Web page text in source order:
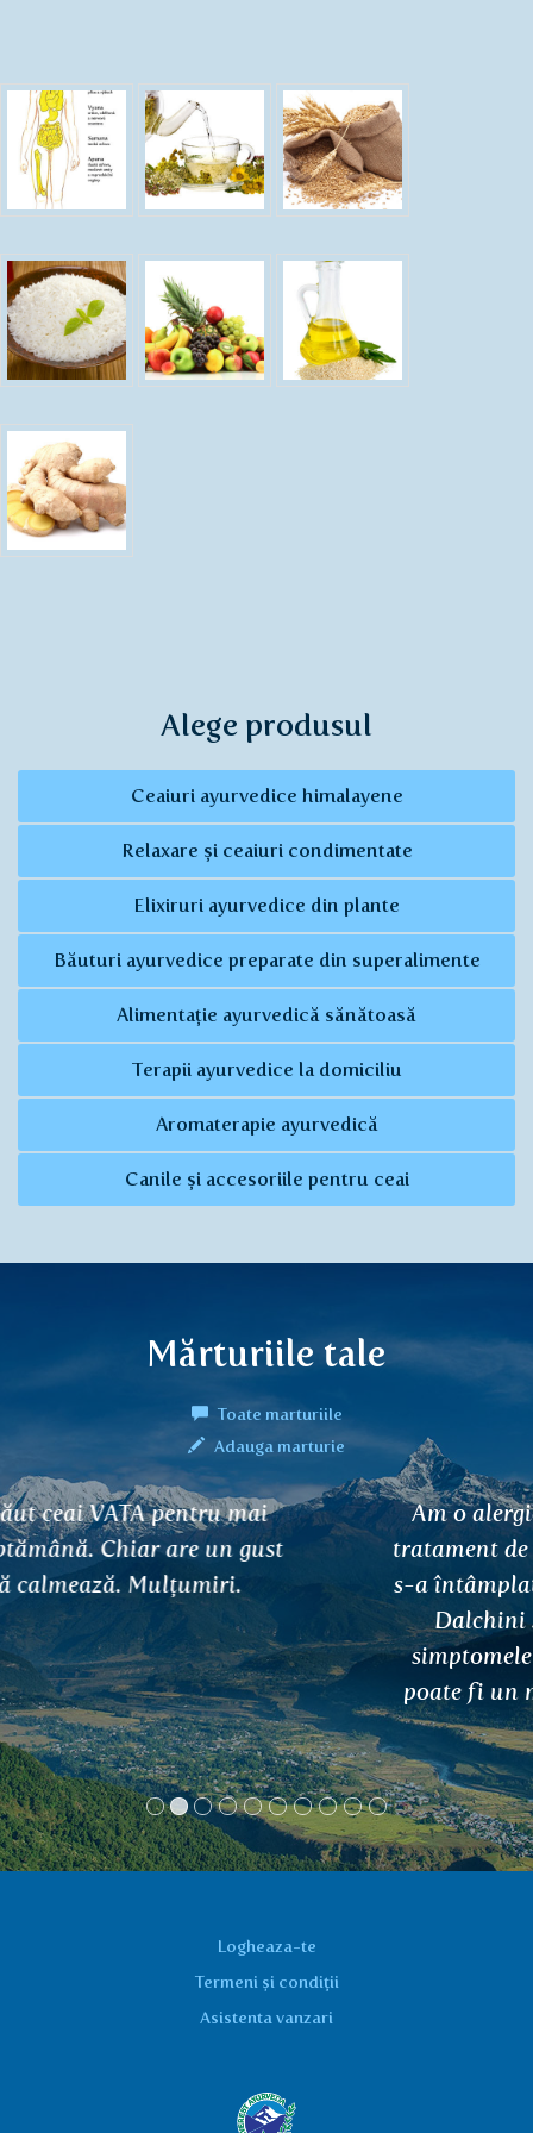
Alege produsul
Ceaiuri ayurvedice himalayene
Relaxare și ceaiuri condimentate
Elixiruri ayurvedice din plante
Băuturi ayurvedice preparate din superalimente
Alimentație ayurvedică sănătoasă
Terapii ayurvedice la domiciliu
Aromaterapie ayurvedică
Canile și accesoriile pentru ceai
Mărturiile tale
Toate marturiile
Adauga marturie
Am o alergie la polen. Am efectuat un
tratament de 7 ani pe imunologie, dar nu
s-a întâmplat nimic. Am început să beau
Dalchini și, după două zile, toate
simptomele au dispărut. Nu știu dacă
poate fi un miracol, dar cred că e așa :)
Slávka, Košice
Logheaza-te
Termeni și condiții
Asistenta vanzari